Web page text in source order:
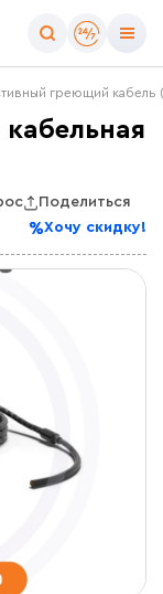
греющий
Поделиться
Хочу скидку!